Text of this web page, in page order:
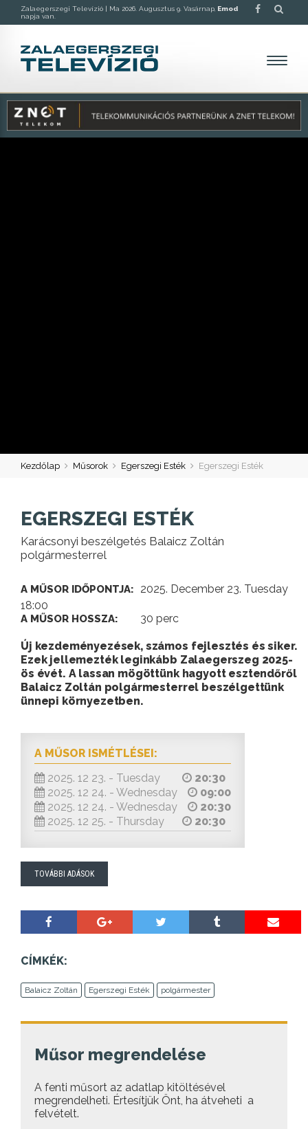
Zalaegerszegi Televízió | Ma 2026. Augusztus 9. Vasárnap, Emod
napja van.
Kezdőlap Műsorok Egerszegi Esték Egerszegi Esték
EGERSZEGI ESTÉK
Karácsonyi beszélgetés Balaicz Zoltán
polgármesterrel
A MŰSOR IDŐPONTJA:
2025. December 23. Tuesday
18:00
A MŰSOR HOSSZA: 30 perc
Új kezdeményezések, számos fejlesztés és siker.
Ezek jellemezték leginkább Zalaegerszeg 2025-
ös évét. A lassan mögöttünk hagyott esztendőről
Balaicz Zoltán polgármesterrel beszélgettünk
ünnepi környezetben.
A MŰSOR ISMÉTLÉSEI:
2025. 12 23. - Tuesday
20:30
2025. 12 24. - Wednesday
09:00
2025. 12 24. - Wednesday
20:30
2025. 12 25. - Thursday
20:30
TOVÁBBI ADÁSOK
CÍMKÉK:
Balaicz Zoltán Egerszegi Esték polgármester
Műsor megrendelése
A fenti műsort az adatlap kitöltésével
megrendelheti. Értesítjük Önt, ha átveheti a
felvételt.